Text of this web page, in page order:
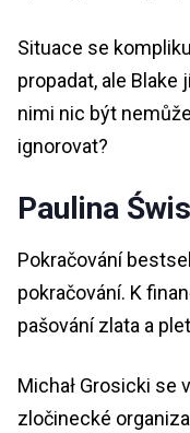
Situace se
propadat, ale Blake
nimi nic být
ignorovat?
Paulina
Pokračování
pokračování. K
pašování zlata a
Michał Grosicki se
zločinecké